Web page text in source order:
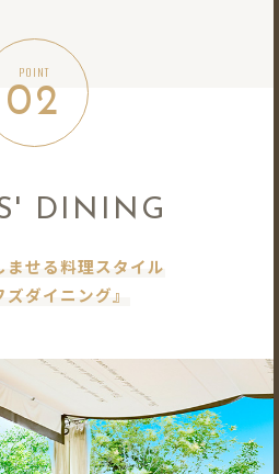
POINT
02
DINING
ませる料理スタイル
ズダイニング』